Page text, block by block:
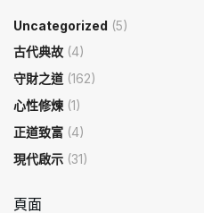
Uncategorized (5)
古代典故 (4)
守財之道 (162)
心性修煉 (1)
正道致富 (4)
現代啟示 (31)
頁面